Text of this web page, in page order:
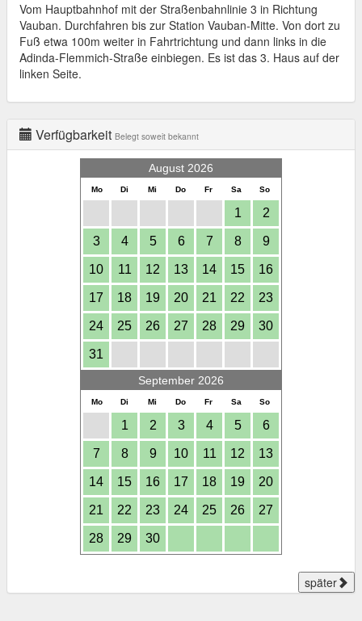
Vom Hauptbahnhof mit der Straßenbahnlinie 3 in Richtung
Vauban. Durchfahren bis zur Station Vauban-Mitte. Von dort zu
Fuß etwa 100m weiter in Fahrtrichtung und dann links in die
Adinda-Flemmich-Straße einbiegen. Es ist das 3. Haus auf der
linken Seite.
Verfügbarkeit Belegt soweit bekannt
August 2026
Mo Di Mi Do Fr Sa So
1 2
3 4 5 6 7 8 9
10 11 12 13 14 15 16
17 18 19 20 21 22 23
24 25 26 27 28 29 30
31
September 2026
Mo Di Mi Do Fr Sa So
1 2 3 4 5 6
7 8 9 10 11 12 13
14 15 16 17 18 19 20
21 22 23 24 25 26 27
28 29 30
später